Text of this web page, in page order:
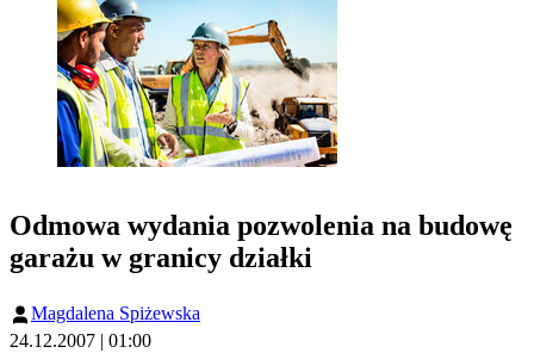
Odmowa wydania pozwolenia na budowę
garażu w granicy działki
Magdalena Spiżewska
24.12.2007 | 01:00